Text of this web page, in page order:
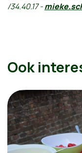
/34.40.17 -
Ook